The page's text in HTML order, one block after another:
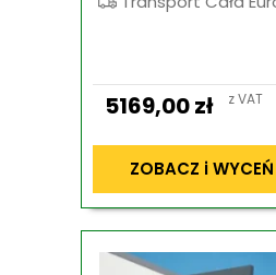
5169,00zł z VAT
ZOBACZ i